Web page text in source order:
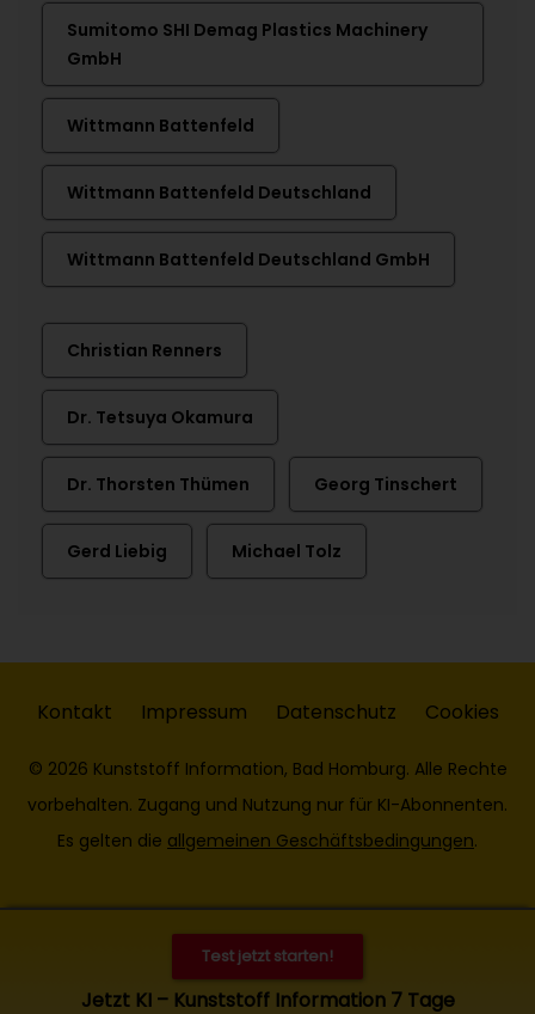
Sumitomo SHI Demag Plastics Machinery
GmbH
Wittmann Battenfeld
Wittmann Battenfeld Deutschland
Wittmann Battenfeld Deutschland GmbH
Christian Renners
Dr. Tetsuya Okamura
Dr. Thorsten Thümen Georg Tinschert
Gerd Liebig Michael Tolz
Test jetzt starten!
Jetzt KI – Kunststoff Information 7 Tage
Kontakt Impressum Datenschutz Cookies
© 2026 Kunststoff Information, Bad Homburg. Alle Rechte
vorbehalten. Zugang und Nutzung nur für KI-Abonnenten.
Es gelten die allgemeinen Geschäftsbedingungen.